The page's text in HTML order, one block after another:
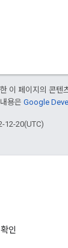
이 페이지의 콘텐
용은 Google
12-20(UTC)
인